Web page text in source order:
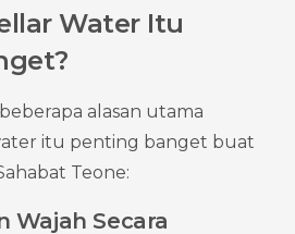
Water Itu
alasan utama
itu penting banget buat
Teone:
Wajah Secara